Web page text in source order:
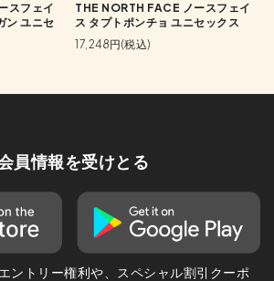
スフェイ
ン ユニセ
THE NORTH FACE ノースフェイ
ス タプトポンチョ ユニセックス
17,248円(税込)
員情報を受けとる
ントリー権利や、スペシャル割引クーポ